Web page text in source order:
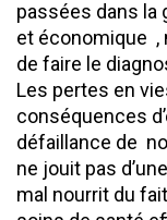
passées dans
et économique ,
de faire le
Les pertes en
conséquences
défaillance de
ne jouit pas
mal nourrit du